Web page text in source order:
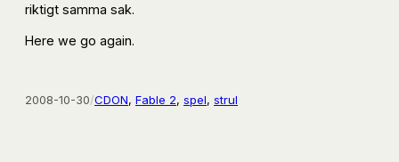
riktigt samma sak.
Here we go again.
2008-10-30/CDON, Fable 2, spel, strul